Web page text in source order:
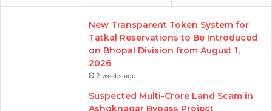
New Transparent Token System for
Tatkal Reservations to Be Introduced
on Bhopal Division from August 1,
2026
2 weeks ago
Suspected Multi-Crore Land Scam in
Ashoknagar Bypass Project